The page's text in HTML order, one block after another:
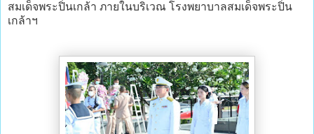
สมเด็จพระปิ่นเกล้า ภายในบริเวณ โรงพยาบาลสมเด็จพระปิ่น
เกล้าฯ